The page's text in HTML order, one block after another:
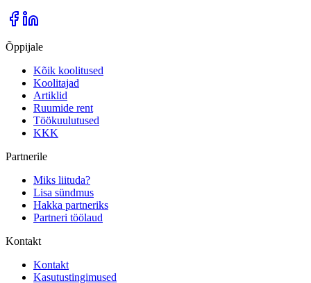
Õppijale
Kõik koolitused
Koolitajad
Artiklid
Ruumide rent
Töökuulutused
KKK
Partnerile
Miks liituda?
Lisa sündmus
Hakka partneriks
Partneri töölaud
Kontakt
Kontakt
Kasutustingimused